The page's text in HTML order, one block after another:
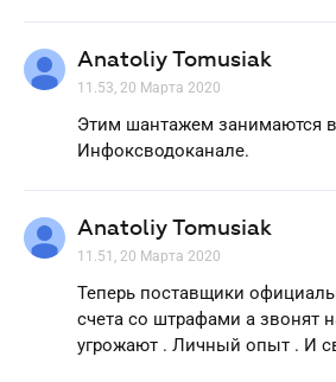
Anatoliy Tomusiak
11.53, 20 Марта 2020
Этим шантажем занимаются в
Инфоксводоканале.
Anatoliy Tomusiak
11.51, 20 Марта 2020
Теперь поставщики
счета со штрафами а звонят
угрожают . Личный опыт . И